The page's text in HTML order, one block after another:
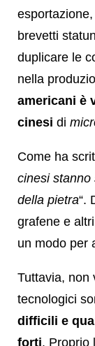
brevetti
duplicare le
nella
americani è
cinesi di
Come ha
cinesi stanno
della pietra“.
grafene e
un modo per
Tuttavia, non
tecnologici
difficili e
forti. Proprio